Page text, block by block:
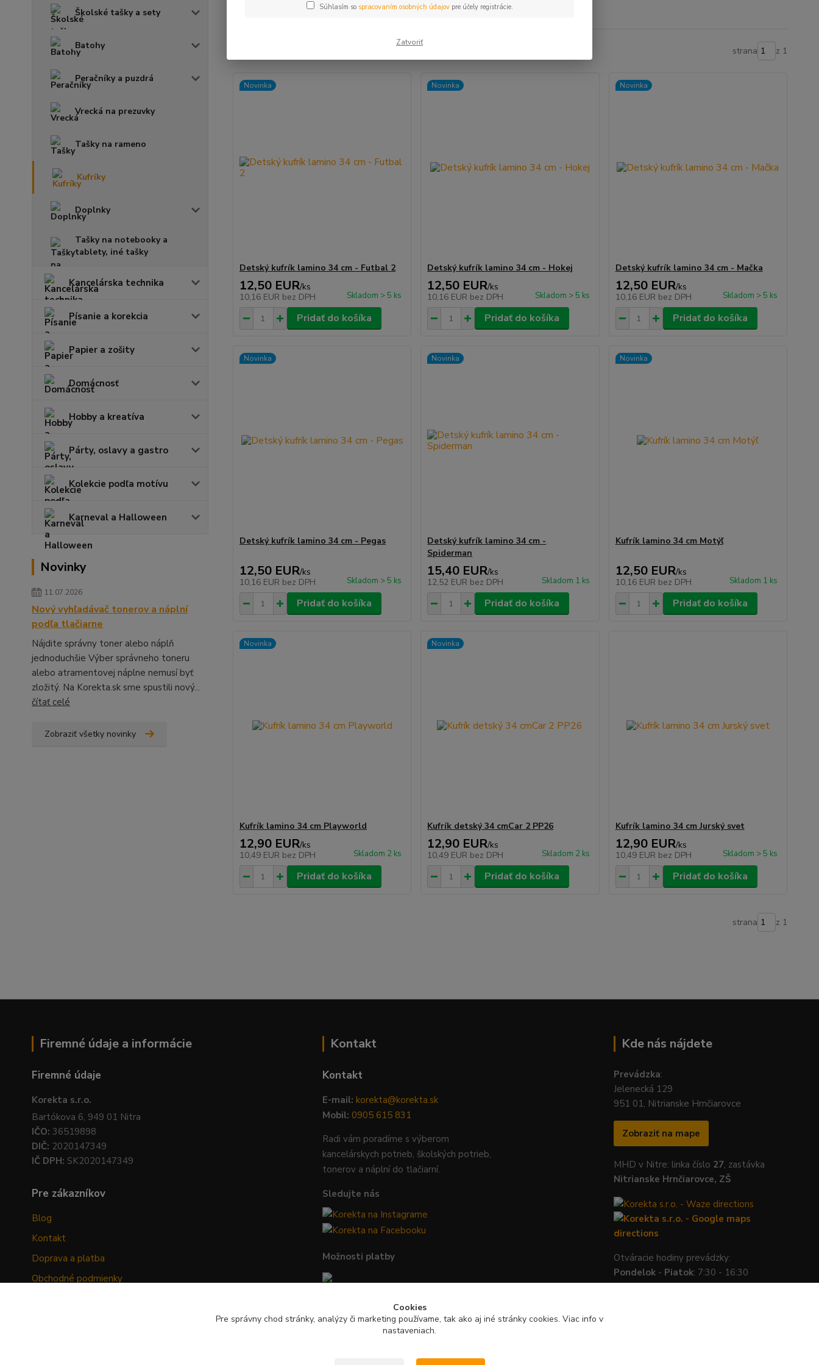
Školské tašky a sety
Batohy
Peračníky a puzdrá
Vrecká na prezuvky
Tašky na rameno
Kufríky
Doplnky
Tašky na notebooky a
tablety, iné tašky
Kancelárska technika
Písanie a korekcia
Papier a zošity
Domácnosť
Hobby a kreatíva
Párty, oslavy a gastro
Kolekcie podľa motívu
Karneval a Halloween
Novinky
11.07.2026
Nový vyhľadávač tonerov a náplní
podľa tlačiarne
Nájdite správny toner alebo náplň
jednoduchšie Výber správneho toneru
alebo atramentovej náplne nemusí byť
zložitý. Na Korekta.sk sme spustili nový...
čítať celé
Zobraziť všetky novinky
strana z 1
Novinka
Detský kufrík lamino 34 cm - Futbal 2
12,50 EUR/ks
10,16 EUR bez DPH Skladom > 5 ks
Pridať do košíka
Novinka
Detský kufrík lamino 34 cm - Hokej
12,50 EUR/ks
10,16 EUR bez DPH Skladom > 5 ks
Pridať do košíka
Novinka
Detský kufrík lamino 34 cm - Mačka
12,50 EUR/ks
10,16 EUR bez DPH Skladom > 5 ks
Pridať do košíka
Novinka
Detský kufrík lamino 34 cm - Pegas
12,50 EUR/ks
10,16 EUR bez DPH Skladom > 5 ks
Pridať do košíka
Novinka
Detský kufrík lamino 34 cm -
Spiderman
15,40 EUR/ks
12,52 EUR bez DPH Skladom 1 ks
Pridať do košíka
Novinka
Kufrík lamino 34 cm Motýľ
12,50 EUR/ks
10,16 EUR bez DPH Skladom 1 ks
Pridať do košíka
Novinka
Kufrík lamino 34 cm Playworld
12,90 EUR/ks
10,49 EUR bez DPH Skladom 2 ks
Pridať do košíka
Novinka
Kufrík detský 34 cmCar 2 PP26
12,90 EUR/ks
10,49 EUR bez DPH Skladom 2 ks
Pridať do košíka
Kufrík lamino 34 cm Jurský svet
12,90 EUR/ks
10,49 EUR bez DPH Skladom > 5 ks
Pridať do košíka
strana z 1
Firemné údaje a informácie
Firemné údaje
Korekta s.r.o.
Bartókova 6, 949 01 Nitra
IČO: 36519898
DIČ: 2020147349
IČ DPH: SK2020147349
Pre zákazníkov
Blog
Kontakt
Doprava a platba
Obchodné podmienky
Kontakt
Kontakt
E-mail: korekta@korekta.sk
Mobil: 0905 615 831
Radi vám poradíme s výberom
kancelárskych potrieb, školských potrieb,
tonerov a náplní do tlačiarní.
Sledujte nás
Možnosti platby
Bezpečná platba kartou, Google Pay,
Apple Pay a bankovým prevodom.
Kde nás nájdete
Prevádzka:
Jelenecká 129
951 01, Nitrianske Hrnčiarovce
Zobraziť na mape
MHD v Nitre: linka číslo 27, zastávka
Nitrianske Hrnčiarovce, ZŠ
Otváracie hodiny prevádzky:
Pondelok - Piatok: 7:30 - 16:30
Súhlasím so spracovaním osobných údajovpre účely registrácie.
Zatvoriť
Cookies
Pre správny chod stránky, analýzy či marketing používame, tak ako aj iné stránky cookies. Viac info v
nastaveniach.